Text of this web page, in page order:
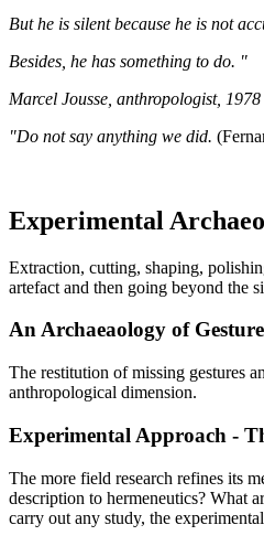
But he is silent because he is not
Besides, he has something to do. "
Marcel Jousse, anthropologist, 1978
"Do not say anything we did.
Experimental
Extraction, cutting, shaping,
artefact and then going beyond the
An Archaeaology of Gesture
The restitution of missing gestures
anthropological dimension.
Experimental Approach -
The more field research refines its
description to hermeneutics? What
carry out any study, the